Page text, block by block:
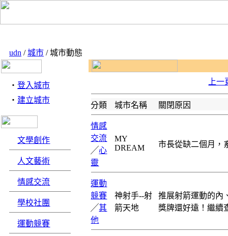
udn /城市 / 城市動態
‧ 登入城市
‧ 建立城市
文學創作
人文藝術
情感交流
學校社團
運動競賽
上一
分類 城市名稱 關閉原因
情感
交流
╱心
靈
MY
DREAM
市長從缺二個月，
運動
競賽
╱其
他
神射手--射
箭天地
推展射箭運動的內
獎牌還好遠！繼續